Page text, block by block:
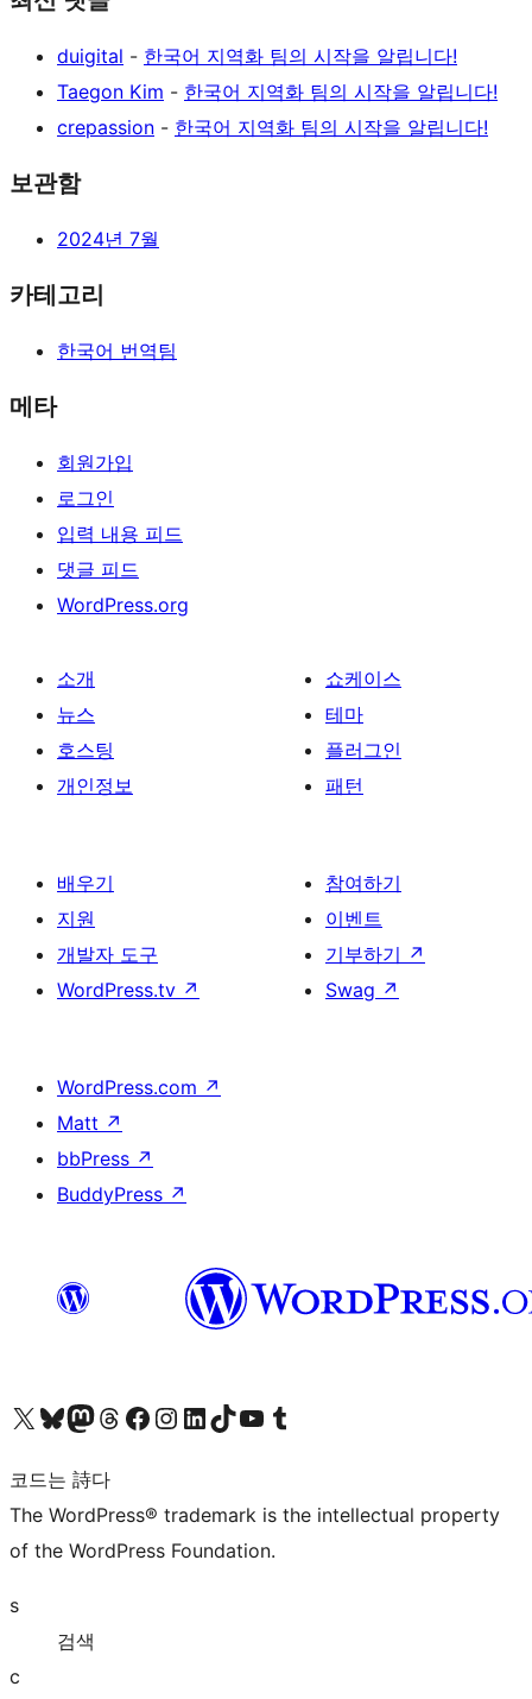
duigital - 한국어 지역화 팀의 시작을 알립니다!
Taegon Kim - 한국어 지역화 팀의 시작을 알립니다!
crepassion - 한국어 지역화 팀의 시작을 알립니다!
보관함
2024년 7월
카테고리
한국어 번역팀
메타
회원가입
로그인
입력 내용 피드
댓글 피드
WordPress.org
소개
뉴스
호스팅
개인정보
쇼케이스
테마
플러그인
패턴
배우기
지원
개발자 도구
WordPress.tv ↗
참여하기
이벤트
기부하기 ↗
Swag ↗
WordPress.com ↗
Matt ↗
bbPress ↗
BuddyPress ↗
X(이전 트위터) 계정 방문하기블루스카이 계정 방문하기마스토돈 계정 방문하기스레드 계정 방문하기 페이스북 페이지 방문하기인스타그램 계정 방문하기 LinkedIn 계정 방문하기틱톡 계정 방문하기유튜브 채널 방문하기 텀블러 계정 방문하기
코드는 詩다
The WordPress® trademark is the intellectual property
of the WordPress Foundation.
s
검색
c